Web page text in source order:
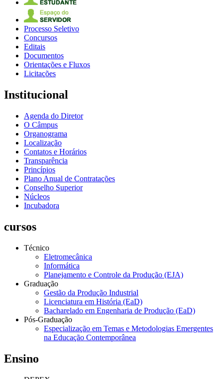
Processo Seletivo
Concursos
Editais
Documentos
Orientações e Fluxos
Licitações
Institucional
Agenda do Diretor
O Câmpus
Organograma
Localização
Contatos e Horários
Transparência
Princípios
Plano Anual de Contratações
Conselho Superior
Núcleos
Incubadora
cursos
Técnico
Eletromecânica
Informática
Planejamento e Controle da Produção (EJA)
Graduação
Gestão da Produção Industrial
Licenciatura em História (EaD)
Bacharelado em Engenharia de Produção (EaD)
Pós-Graduação
Especialização em Temas e Metodologias Emergentes
na Educação Contemporânea
Ensino